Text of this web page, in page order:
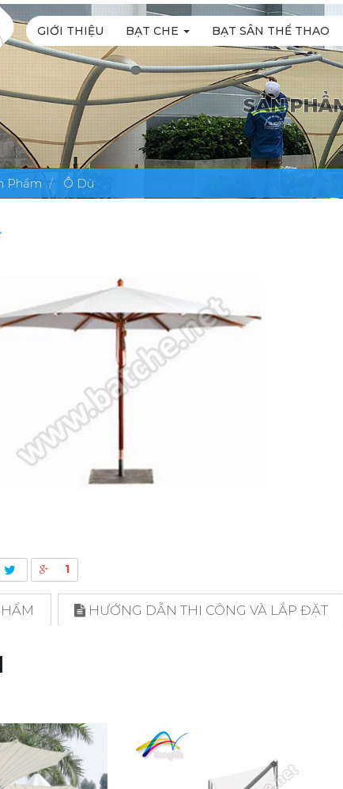
GIỚI THIỆU BẠT CHE BẠT SÂN THỂ THAO
Phẩm Ô Dù
1
HƯỚNG DẪN THI CÔNG VÀ LẮP ĐẶT